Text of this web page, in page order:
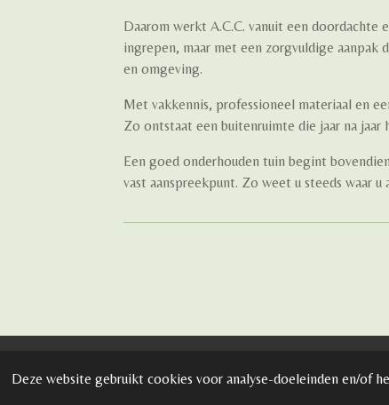
Deze website gebruikt cookies voor analyse-doeleinden en/of
Daarom werkt A.C.C. vanuit een
ingrepen, maar met een zorgvuldige
en omgeving.
Met vakkennis, professioneel materiaal en
Zo ontstaat een buitenruimte die jaar na
Een goed onderhouden tuin begint
vast aanspreekpunt. Zo weet u steeds waar
O.N. BE1024.470.844 - © 2023 ACC Alle rechten